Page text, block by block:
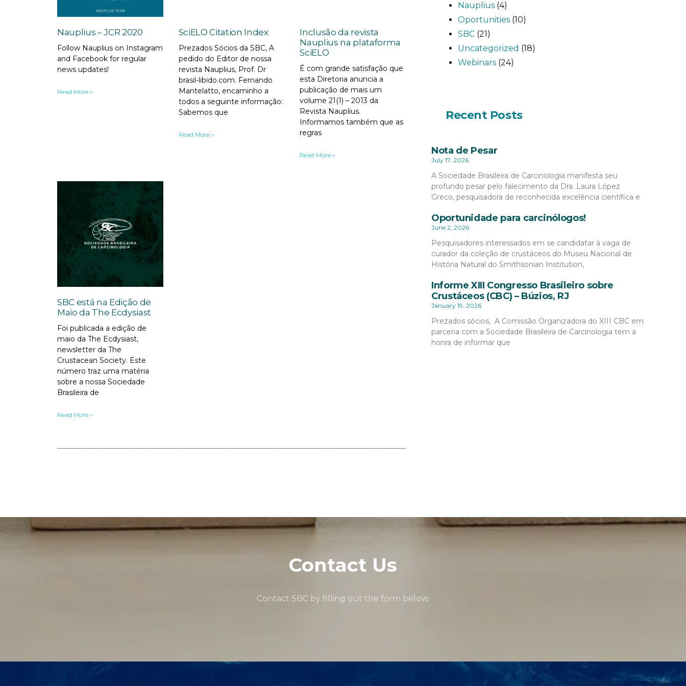
Nauplius – JCR 2020
Follow Nauplius on Instagram
and Facebook for regular
news updates!
Read More »
SciELO Citation Index
Prezados Sócios da SBC, A
pedido do Editor de nossa
revista Nauplius, Prof. Dr
brasil-libido.com. Fernando
Mantelatto, encaminho a
todos a seguinte informação:
Sabemos que
Read More »
Inclusão da revista
Nauplius na plataforma
SciELO
É com grande satisfação que
esta Diretoria anuncia a
publicação de mais um
volume 21(1) – 2013 da
Revista Nauplius.
Informamos também que as
regras
Read More »
SBC está na Edição de
Maio da The Ecdysiast
Foi publicada a edição de
maio da The Ecdysiast,
newsletter da The
Crustacean Society. Este
número traz uma matéria
sobre a nossa Sociedade
Brasileira de
Read More »
Nauplius(4)
Oportunities(10)
SBC(21)
Uncategorized (18)
Webinars(24)
Recent Posts
Nota de Pesar
July 17, 2026
A Sociedade Brasileira de Carcinologia manifesta seu
profundo pesar pelo falecimento da Dra. Laura López
Greco, pesquisadora de reconhecida excelência científica e
Oportunidade para carcinólogos!
June 2, 2026
Pesquisadores interessados em se candidatar à vaga de
curador da coleção de crustáceos do Museu Nacional de
História Natural do Smithsonian Institution,
Informe XIII Congresso Brasileiro sobre
Crustáceos (CBC) – Búzios, RJ
January 19, 2026
Prezados sócios, A Comissão Organizadora do XIII CBC em
parceria com a Sociedade Brasileira de Carcinologia tem a
honra de informar que
Contact Us
Contact SBC by filling out the form below.